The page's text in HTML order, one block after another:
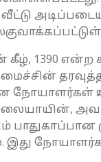
கீழ், 1390
பாதுகாப்பான